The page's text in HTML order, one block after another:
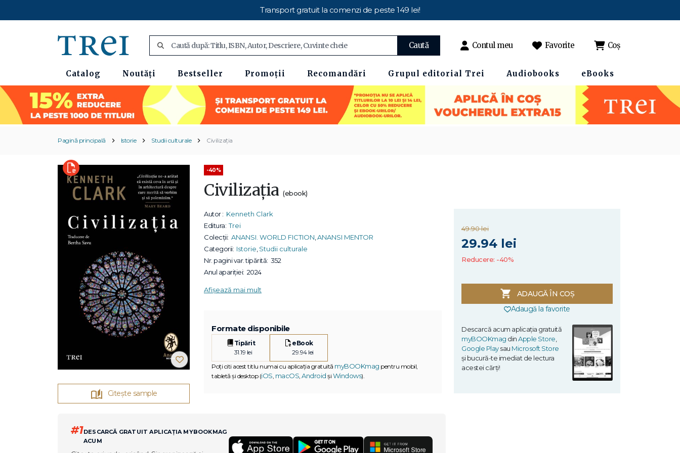
Transport gratuit la comenzi de peste 149 lei!
Caută Contul meu Favorite Coș
Catalog Noutăți Bestseller Promoții Recomandări Grupul editorial Trei Audiobooks eBooks
Pagină principală Istorie Studii culturale Civilizația
Citește sample
-40%
Civilizația (ebook)
Autor : Kenneth Clark
Editura: Trei
Colecții: ANANSI. WORLD FICTION ANANSI MENTOR
Categorii: Istorie Studii culturale
Nr. pagini var. tipărită: 352
Anul apariției: 2024
Afișează mai mult
Formate disponibile
Tipărit
31.19 lei
eBook
29.94 lei
Poți citi acest titlu numai cu aplicația gratuită myBOOKmag pentru mobil,
tabletă și desktop (iOS macOS Android și Windows).
49.90 lei
29.94 lei
Reducere: -40%
ADAUGĂ ÎN COȘ
Adaugă la favorite
Descarcă acum aplicația gratuită
myBOOKmag dinApple Store
Google Playsau Microsoft Store
și bucură-te imediat de lectura
acestei cărți!
#1DESCARCĂ GRATUIT APLICAȚIA MYBOOKMAG
ACUM